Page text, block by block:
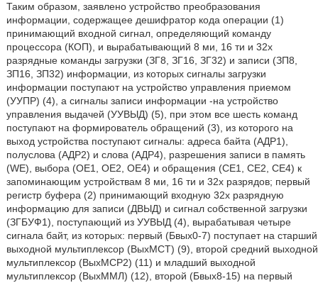
Таким образом, заявлено устройство преобразования
информации, содержащее дешифратор кода операции (1)
принимающий входной сигнал, определяющий команду
процессора (КОП), и вырабатывающий 8 ми, 16 ти и 32х
разрядные команды загрузки (ЗГ8, ЗГ16, ЗГ32) и записи (ЗП8,
ЗП16, ЗП32) информации, из которых сигналы загрузки
информации поступают на устройство управления приемом
(УУПР) (4), а сигналы записи информации -на устройство
управления выдачей (УУВЫД) (5), при этом все шесть команд
поступают на формирователь обращений (3), из которого на
выход устройства поступают сигналы: адреса байта (АДР1),
полуслова (АДР2) и слова (АДР4), разрешения записи в память
(WE), выбора (ОЕ1, ОЕ2, ОЕ4) и обращения (СЕ1, СЕ2, СЕ4) к
запоминающим устройствам 8 ми, 16 ти и 32х разрядов; первый
регистр буфера (2) принимающий входную 32х разрядную
информацию для записи (ДВЫД) и сигнал собственной загрузки
(ЗГБУФ1), поступающий из УУВЫД (4), вырабатывая четыре
сигнала байт, из которых: первый (Бвых0-7) поступает на старший
выходной мультиплексор (ВыхМСТ) (9), второй средний выходной
мультиплексор (ВыхМСР2) (11) и младший выходной
мультиплексор (ВыхММЛ) (12), второй (Бвых8-15) на первый